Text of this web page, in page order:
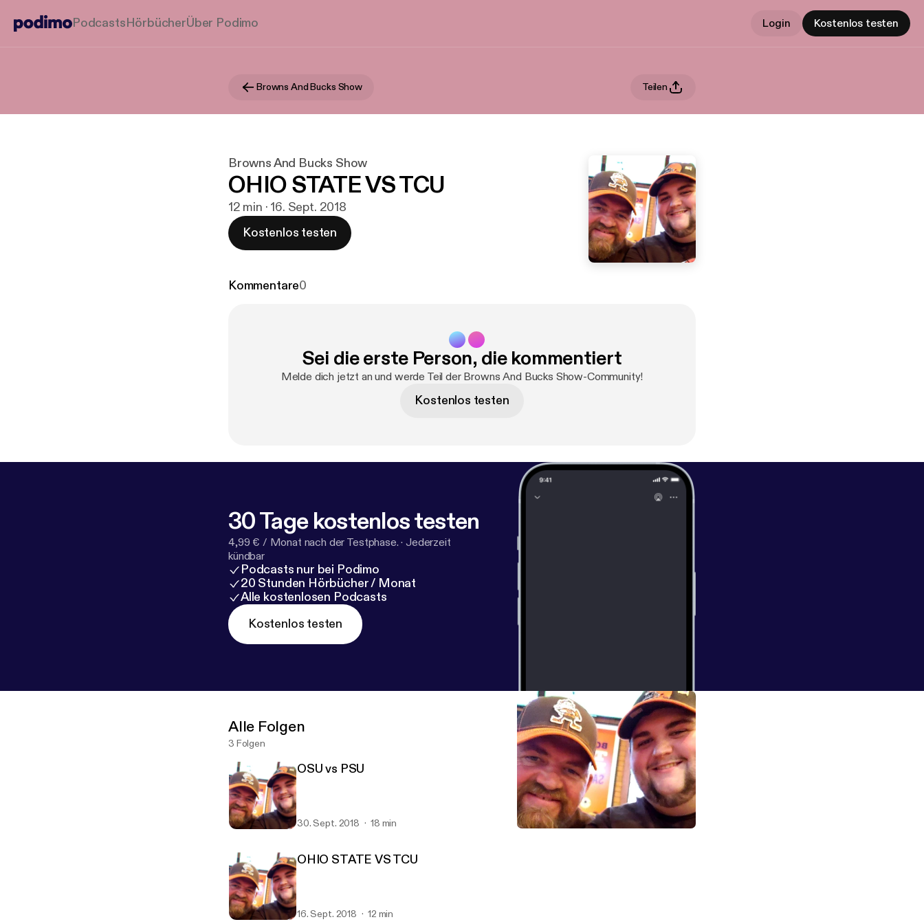
PodcastsHörbücherÜber Podimo Login Kostenlos testen
Browns And Bucks Show Teilen
Browns And Bucks Show
OHIO STATE VS TCU
12 min · 16. Sept. 2018
Kostenlos testen
Kommentare0
Sei die erste Person, die kommentiert
Melde dich jetzt an und werde Teil der Browns And Bucks Show-Community!
Kostenlos testen
30 Tage kostenlos testen
4,99 € / Monat nach der Testphase. · Jederzeit
kündbar
Podcasts nur bei Podimo
20 Stunden Hörbücher / Monat
Alle kostenlosen Podcasts
Kostenlos testen
Alle Folgen
3 Folgen
OSU vs PSU
30. Sept. 2018 18 min
OHIO STATE VS TCU
16. Sept. 2018 12 min